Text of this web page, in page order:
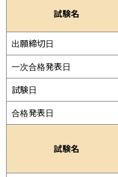
試験名
出願締切日
一次合格発表日
試験日
合格発表日
試験名